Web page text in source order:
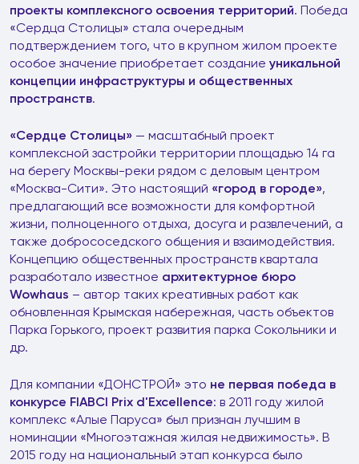
проекты комплексного освоения территорий. Победа
«Сердца Столицы» стала очередным
подтверждением того, что в крупном жилом проекте
особое значение приобретает создание уникальной
концепции инфраструктуры и общественных
пространств.
«Сердце Столицы» — масштабный проект
комплексной застройки территории площадью 14 га
на берегу Москвы-реки рядом с деловым центром
«Москва-Сити». Это настоящий «город в городе»,
предлагающий все возможности для комфортной
жизни, полноценного отдыха, досуга и развлечений, а
также добрососедского общения и взаимодействия.
Концепцию общественных пространств квартала
разработало известное архитектурное бюро
Wowhaus – автор таких креативных работ как
обновленная Крымская набережная, часть объектов
Парка Горького, проект развития парка Сокольники и
др.
Для компании «ДОНСТРОЙ» это не первая победа в
конкурсе FIABCI Prix d'Excellence: в 2011 году жилой
комплекс «Алые Паруса» был признан лучшим в
номинации «Многоэтажная жилая недвижимость». В
2015 году на национальный этап конкурса было